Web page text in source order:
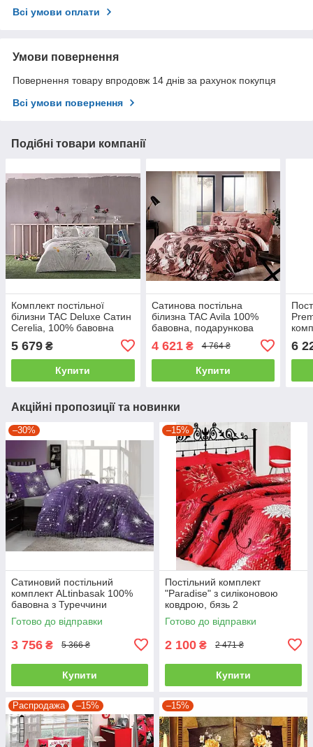
Всі умови оплати
Умови повернення
Повернення товару впродовж 14 днів за рахунок покупця
Всі умови повернення
Подібні товари компанії
Комплект постільної
білизни TAC Deluxe Сатин
Cerelia, 100% бавовна
5 679 ₴
Купити
Сатинова постільна
білизна TAC Avila 100%
бавовна, подарункова
наволочки
4 621₴ 4 764 ₴
Купити
6
Акційні пропозиції та новинки
–30%
Сатиновий постільний
комплект ALtinbasak 100%
бавовна з Туреччини
двоспальний - євро
Готово до відправки
3 756 ₴ 5 366 ₴
Купити
–15%
Постільний комплект
"Paradise" з силіконовою
ковдрою, бязь 2
Готово до відправки
2 100 ₴ 2 471 ₴
Купити
Распродажа –15% –15%